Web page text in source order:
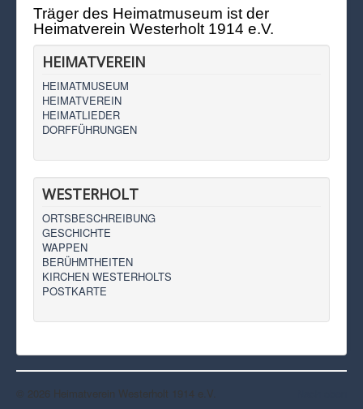
Träger des Heimatmuseum ist der
Heimatverein Westerholt 1914 e.V.
HEIMATVEREIN
HEIMATMUSEUM
HEIMATVEREIN
HEIMATLIEDER
DORFFÜHRUNGEN
WESTERHOLT
ORTSBESCHREIBUNG
GESCHICHTE
WAPPEN
BERÜHMTHEITEN
KIRCHEN WESTERHOLTS
POSTKARTE
© 2026 Heimatverein Westerholt 1914 e.V.